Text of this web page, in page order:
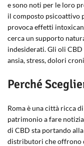
e sono noti per le loro
il composto psicoattivo
provoca effetti
cerca un supporto
indesiderati. Gli oli
ansia, stress, dolori
Perché
Roma è una città ricca
patrimonio a fare
di CBD sta portando
distributori che offrono